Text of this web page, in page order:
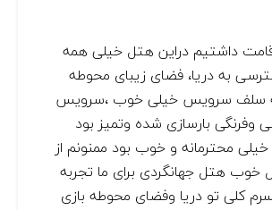
داشتیم دراین هتل خیلی همه
به دریا، فضای زیبای محوطه
سلف سرویس خیلی خوب ،سرویس
وفرنگی بارسازی شده وتمیز بود
خیلی محترمانه و خوب بود ممنونم از
خوب هتل جهانگردی برای ما تجربه
کلی تو دریا وفضای محوطه بازی